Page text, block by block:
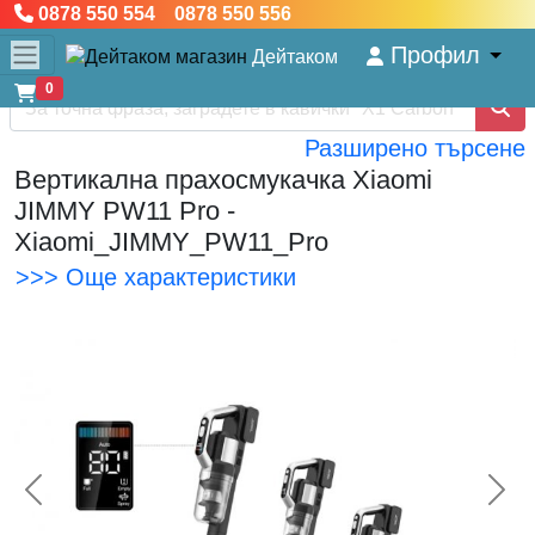
0878 550 554 0878 550 556
Дейтаком Профил
0
Разширено търсене
Вертикална прахосмукачка Xiaomi
JIMMY PW11 Pro -
Xiaomi_JIMMY_PW11_Pro
>>> Още характеристики
<< Предишна